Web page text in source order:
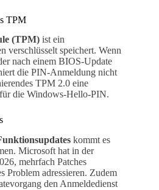
TPM
(TPM) ist ein
verschlüsselt speichert. Wenn
nach einem BIOS-Update
die PIN-Anmeldung nicht
TPM 2.0 eine
die Windows-Hello-PIN.
kommt es
Microsoft hat in der
mehrfach Patches
Problem adressieren. Zudem
den Anmeldedienst